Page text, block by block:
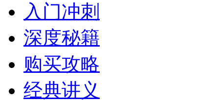
入门冲刺
深度秘籍
购买攻略
经典讲义